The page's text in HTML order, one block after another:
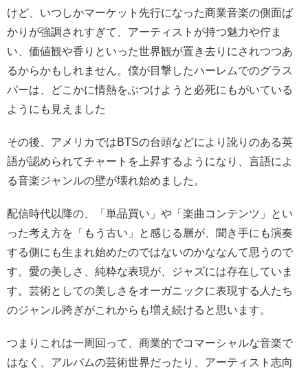
けど、いつしかマーケット先行になった商業音楽の側面ば
かりが強調されすぎて、アーティストが持つ魅力や佇ま
い、価値観や香りといった世界観が置き去りにされつつあ
るからかもしれません。僕が目撃したハーレムでのグラス
パーは、どこかに情熱をぶつけようと必死にもがいている
ようにも見えました
その後、アメリカではBTSの台頭などにより訛りのある英
語が認められてチャートを上昇するようになり、言語によ
る音楽ジャンルの壁が壊れ始めました。
配信時代以降の、「単品買い」や「楽曲コンテンツ」とい
った考え方を「もう古い」と感じる層が、聞き手にも演奏
する側にも生まれ始めたのではないのかななんて思うので
す。愛の美しさ、純粋な表現が、ジャズには存在していま
す。芸術としての美しさをオーガニックに表現する人たち
のジャンル跨ぎがこれからも増え続けると思います。
つまりこれは一周回って、商業的でコマーシャルな音楽で
はなく、アルバムの芸術世界だったり、アーティスト志向